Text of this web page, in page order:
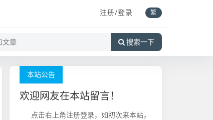
注册/登录 繁
搜索一下
本站公告
欢迎网友在本站留言！
点击右上角注册登录，如初次来本站，